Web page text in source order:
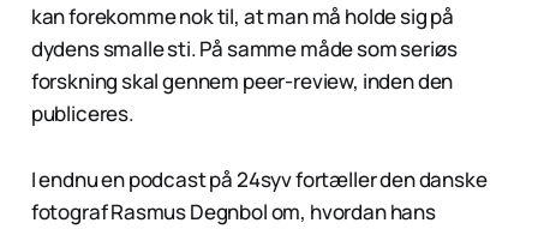
kan forekomme nok til, at man må holde sig på
dydens smalle sti. På samme måde som seriøs
forskning skal gennem peer-review, inden den
publiceres.
I endnu en podcast på 24syv fortæller den danske
fotograf Rasmus Degnbol om, hvordan hans